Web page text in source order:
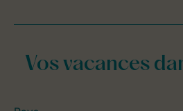
Vos vacances